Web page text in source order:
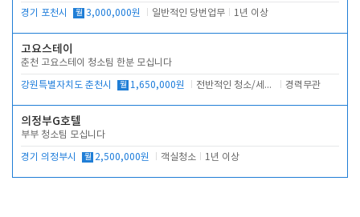
경기 포천시 월 3,000,000원 일반적인 당번업무 1년 이상
고요스테이
춘천 고요스테이 청소팀 한분 모십니다
강원특별자치도 춘천시 월 1,650,000원 전반적인 청소/세탁업무 경력무관
의정부G호텔
부부 청소팀 모십니다
경기 의정부시 월 2,500,000원 객실청소 1년 이상